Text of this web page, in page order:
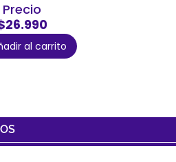
Precio
al carrito